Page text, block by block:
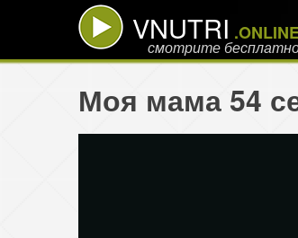
VNUTRI
смотрите
Моя мама 54